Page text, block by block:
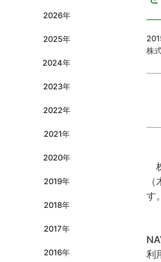
2026年
2025年
2024年
2023年
2022年
2021年
2020年
2019年
2018年
2017年
2016年
株
す
利